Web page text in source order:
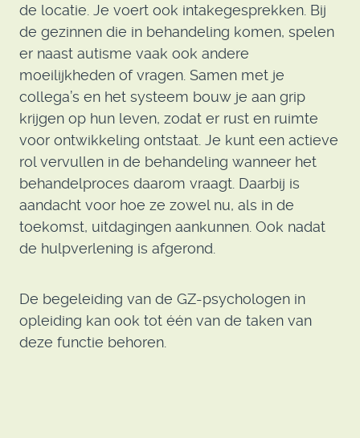
de locatie. Je voert ook intakegesprekken. Bij
de gezinnen die in behandeling komen, spelen
er naast autisme vaak ook andere
moeilijkheden of vragen. Samen met je
collega’s en het systeem bouw je aan grip
krijgen op hun leven, zodat er rust en ruimte
voor ontwikkeling ontstaat. Je kunt een actieve
rol vervullen in de behandeling wanneer het
behandelproces daarom vraagt. Daarbij is
aandacht voor hoe ze zowel nu, als in de
toekomst, uitdagingen aankunnen. Ook nadat
de hulpverlening is afgerond.
De begeleiding van de GZ-psychologen in
opleiding kan ook tot één van de taken van
deze functie behoren.